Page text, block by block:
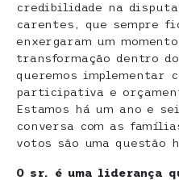
credibilidade na
carentes, que sempre
enxergaram um
transformação dentro
queremos implementar
participativa e
Estamos há um ano e
conversa com as
votos são uma questão
O sr. é uma liderança